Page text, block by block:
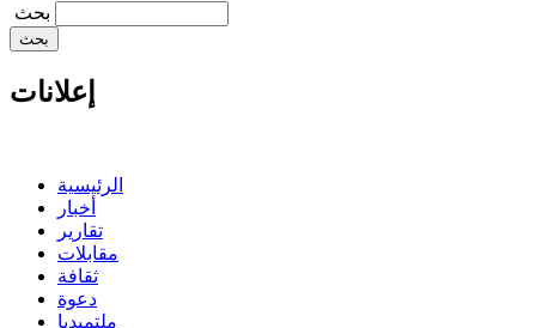
‏بحث ‏
إعلانات
الرئيسية
أخبار
تقارير
مقابلات
ثقافة
دعوة
ملتميديا